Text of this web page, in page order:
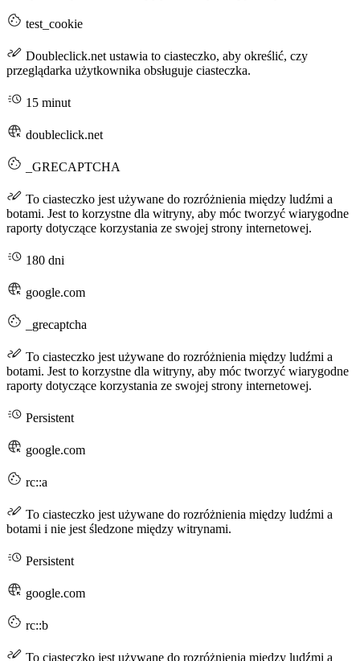
test_cookie
Doubleclick.net ustawia to ciasteczko, aby określić, czy
przeglądarka użytkownika obsługuje ciasteczka.
15 minut
doubleclick.net
_GRECAPTCHA
To ciasteczko jest używane do rozróżnienia między ludźmi a
botami. Jest to korzystne dla witryny, aby móc tworzyć wiarygodne
raporty dotyczące korzystania ze swojej strony internetowej.
180 dni
google.com
_grecaptcha
To ciasteczko jest używane do rozróżnienia między ludźmi a
botami. Jest to korzystne dla witryny, aby móc tworzyć wiarygodne
raporty dotyczące korzystania ze swojej strony internetowej.
Persistent
google.com
rc::a
To ciasteczko jest używane do rozróżnienia między ludźmi a
botami i nie jest śledzone między witrynami.
Persistent
google.com
rc::b
To ciasteczko jest używane do rozróżnienia między ludźmi a